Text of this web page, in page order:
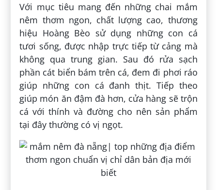
Với mục tiêu mang đến những chai mắm
nêm thơm ngon, chất lượng cao, thương
hiệu Hoàng Bèo sử dụng những con cá
tươi sống, được nhập trực tiếp từ cảng mà
không qua trung gian. Sau đó rửa sạch
phần cát biển bám trên cá, đem đi phơi ráo
giúp những con cá đanh thịt. Tiếp theo
giúp món ăn đậm đà hơn, cửa hàng sẽ trộn
cá với thính và đường cho nên sản phẩm
tại đây thường có vị ngọt.